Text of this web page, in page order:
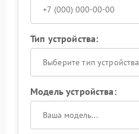
Тип устройства:
Выберите тип устройства
Модель устройства: